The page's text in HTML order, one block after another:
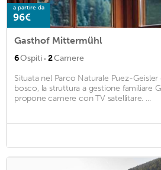
a partire da
96€
Gasthof Mittermühl
6Ospiti · 2Camere
Situata nel Parco Naturale Puez-
bosco, la struttura a gestione familiare
propone camere con TV satellitare. ...